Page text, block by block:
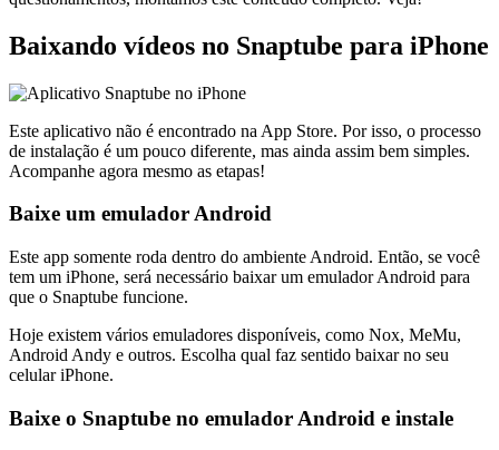
Baixando vídeos no Snaptube para iPhone
Este aplicativo não é encontrado na App Store. Por isso, o processo
de instalação é um pouco diferente, mas ainda assim bem simples.
Acompanhe agora mesmo as etapas!
Baixe um emulador Android
Este app somente roda dentro do ambiente Android. Então, se você
tem um iPhone, será necessário baixar um emulador Android para
que o Snaptube funcione.
Hoje existem vários emuladores disponíveis, como Nox, MeMu,
Android Andy e outros. Escolha qual faz sentido baixar no seu
celular iPhone.
Baixe o Snaptube no emulador Android e instale